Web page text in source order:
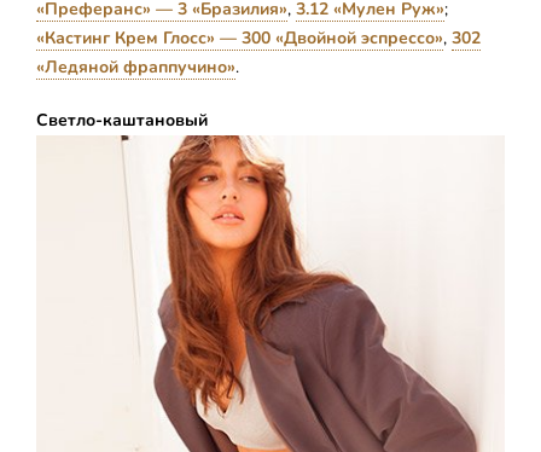
«Преферанс» — 3 «Бразилия», 3.12 «Мулен Руж»;
«Кастинг Крем Глосс» — 300 «Двойной эспрессо», 302
«Ледяной фраппучино».
Светло-каштановый